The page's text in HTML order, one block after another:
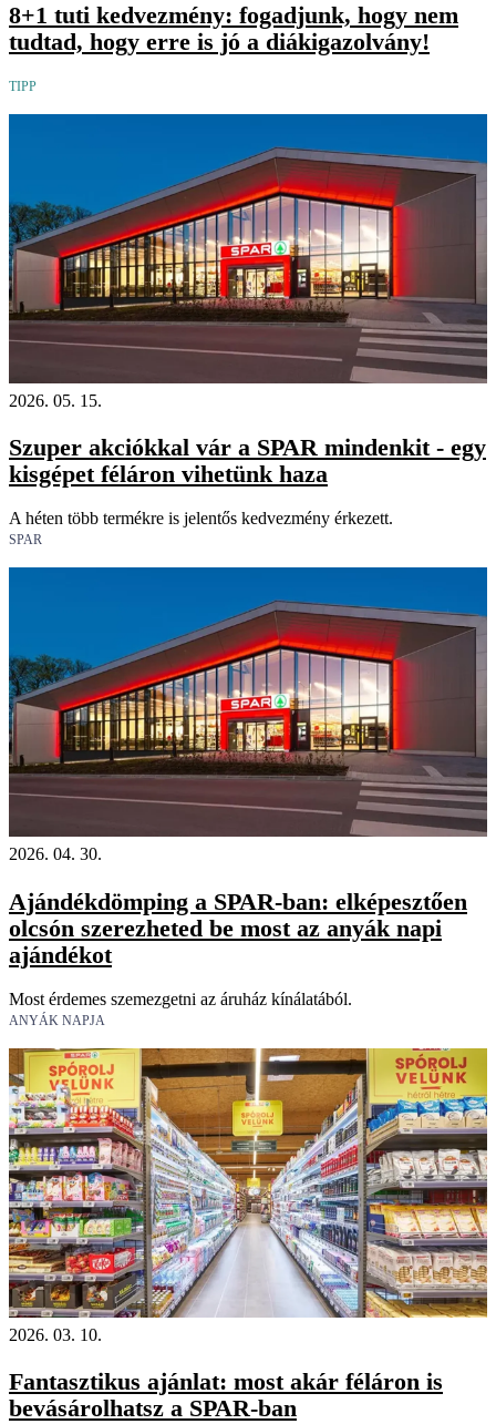
8+1 tuti kedvezmény: fogadjunk, hogy nem
tudtad, hogy erre is jó a diákigazolvány!
TIPP
2026. 05. 15.
Szuper akciókkal vár a SPAR mindenkit - egy
kisgépet féláron vihetünk haza
A héten több termékre is jelentős kedvezmény érkezett.
SPAR
2026. 04. 30.
Ajándékdömping a SPAR-ban: elképesztően
olcsón szerezheted be most az anyák napi
ajándékot
Most érdemes szemezgetni az áruház kínálatából.
ANYÁK NAPJA
2026. 03. 10.
Fantasztikus ajánlat: most akár féláron is
bevásárolhatsz a SPAR-ban